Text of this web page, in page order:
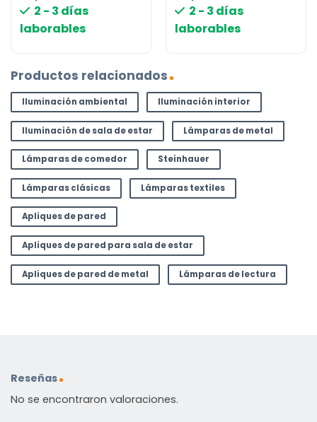
2 - 3 días
laborables
2 - 3 días
laborables
Productos relacionados
Iluminación ambiental Iluminación interior
Iluminación de sala de estar Lámparas de metal
Lámparas de comedor Steinhauer
Lámparas clásicas Lámparas textiles
Apliques de pared
Apliques de pared para sala de estar
Apliques de pared de metal Lámparas de lectura
Reseñas
No se encontraron valoraciones.